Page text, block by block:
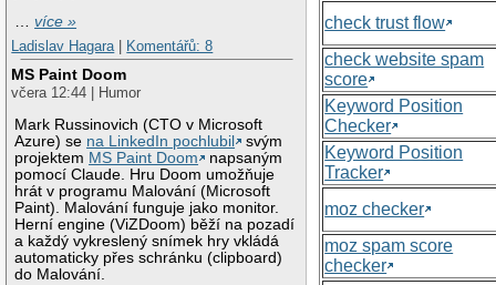
…více »
Ladislav Hagara
Komentářů: 8
MS Paint Doom
včera 12:44 | Humor
Mark Russinovich (CTO v Microsoft
Azure) se na LinkedIn pochlubil
svým
projektem MS Paint Doom
napsaným
pomocí Claude. Hru Doom umožňuje
hrát v programu Malování (Microsoft
Paint). Malování funguje jako monitor.
Herní engine (ViZDoom) běží na pozadí
a každý vykreslený snímek hry vkládá
automaticky přes schránku (clipboard)
do Malování.
check trust flow
check website spam
score
Keyword Position
Checker
Keyword Position
Tracker
moz checker
moz spam score
checker